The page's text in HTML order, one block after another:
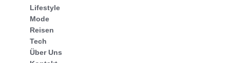
Lifestyle
Mode
Reisen
Tech
Über Uns